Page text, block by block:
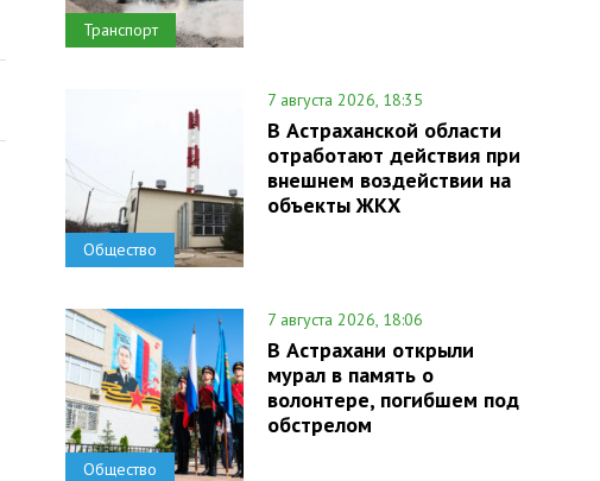
Транспорт
Общество
7 августа 2026, 18:35
В Астраханской области
отработают действия при
внешнем воздействии на
объекты ЖКХ
Общество
7 августа 2026, 18:06
В Астрахани открыли
мурал в память о
волонтере, погибшем под
обстрелом